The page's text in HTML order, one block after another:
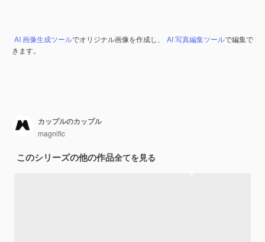
AI 画像生成ツールでオリジナル画像を作成し、 AI 写真編集ツールで編集で
きます。
カップルのカップル
magnific
このシリーズの他の作品全てを見る